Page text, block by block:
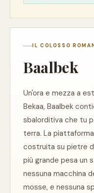
IL COLOSSO
Baalbek
Un'ora e mezza a
Bekaa, Baalbek
sbalorditiva che tu
terra. La
costruita su pietre
più grande pesa un
nessuna macchina
mosse, e nessuna